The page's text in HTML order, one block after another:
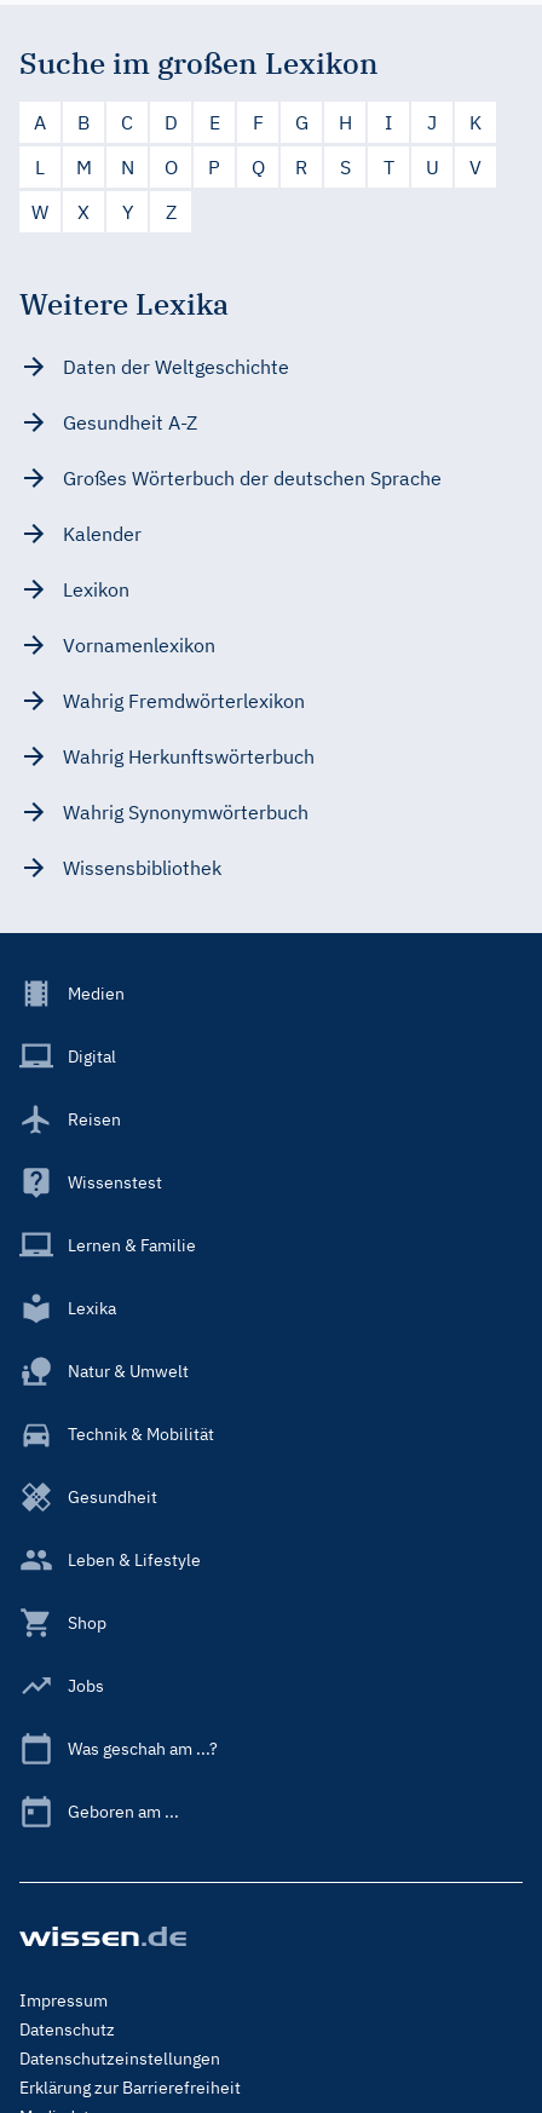
Suche im großen Lexikon
A B C D E F G H I J
K
L
M N O P Q R S T U
V
W
X Y Z
Weitere Lexika
Daten der Weltgeschichte
Gesundheit A-Z
Großes Wörterbuch der deutschen Sprache
Kalender
Lexikon
Vornamenlexikon
Wahrig Fremdwörterlexikon
Wahrig Herkunftswörterbuch
Wahrig Synonymwörterbuch
Wissensbibliothek
Footer
Main
Medien
Digital
Reisen
Wissenstest
Lernen & Familie
Lexika
Natur & Umwelt
Technik & Mobilität
Gesundheit
Leben & Lifestyle
Shop
Jobs
Was geschah am ...?
Geboren am ...
Footer
Menu
Legal
Impressum
Datenschutz
Datenschutzeinstellungen
Erklärung zur Barrierefreiheit